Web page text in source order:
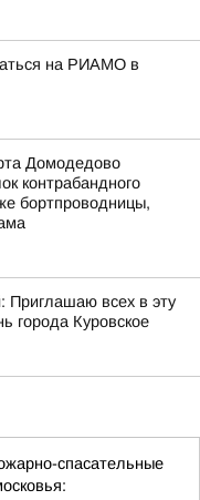
на РИАМО в
Домодедово
контрабандного
бортпроводницы,
Приглашаю всех в эту
города Куровское
спасательные